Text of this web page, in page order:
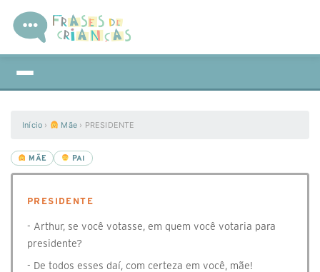
Início › Mãe › PRESIDENTE
MÃE PAI
PRESIDENTE
- Arthur, se você votasse, em quem você votaria para
presidente?
- De todos esses daí, com certeza em você, mãe!